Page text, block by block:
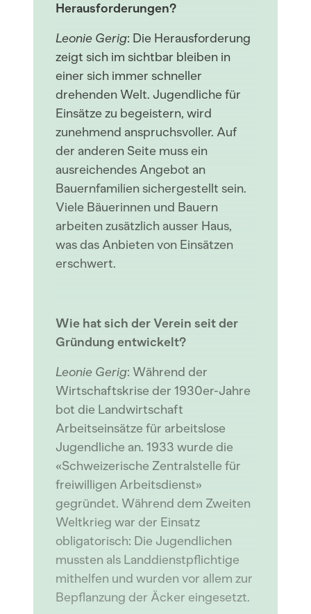
Herausforderungen?
Leonie Gerig: Die Herausforderung
zeigt sich im sichtbar bleiben in
einer sich immer schneller
drehenden Welt. Jugendliche für
Einsätze zu begeistern, wird
zunehmend anspruchsvoller. Auf
der anderen Seite muss ein
ausreichendes Angebot an
Bauernfamilien sichergestellt sein.
Viele Bäuerinnen und Bauern
arbeiten zusätzlich ausser Haus,
was das Anbieten von Einsätzen
erschwert.
Wie hat sich der Verein seit der
Gründung entwickelt?
Leonie Gerig: Während der
Wirtschaftskrise der 1930er-Jahre
bot die Landwirtschaft
Arbeitseinsätze für arbeitslose
Jugendliche an. 1933 wurde die
«Schweizerische Zentralstelle für
freiwilligen Arbeitsdienst»
gegründet. Während dem Zweiten
Weltkrieg war der Einsatz
obligatorisch: Die Jugendlichen
mussten als Landdienstpflichtige
mithelfen und wurden vor allem zur
Bepflanzung der Äcker eingesetzt.